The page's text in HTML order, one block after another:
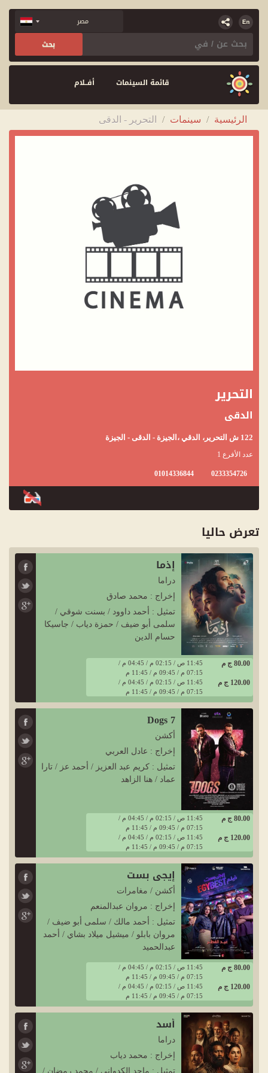
قائمة السينمات أفــلام
الرئيسية / سينمات / التحرير - الدقى
التحرير
الدقى
122 ش التحرير، الدقي ،الجيزة - الدقى - الجيزة
عدد الأفرع 1
0233354726
01014336844
تعرض حاليا
إذما
دراما
إخراج : محمد صادق
تمثيل : أحمد داوود / بسنت شوقي /
سلمى أبو ضيف / حمزة دياب / جاسيكا
حسام الدين
80.00 ج م
11:45 ص / 02:15 م / 04:45 م /
07:15 م / 09:45 م / 11:45 م
120.00 ج م
11:45 ص / 02:15 م / 04:45 م /
07:15 م / 09:45 م / 11:45 م
7 Dogs
أكشن
إخراج : عادل العربي
تمثيل : كريم عبد العزيز / أحمد عز / تارا
عماد / هنا الزاهد
80.00 ج م
11:45 ص / 02:15 م / 04:45 م /
07:15 م / 09:45 م / 11:45 م
120.00 ج م
11:45 ص / 02:15 م / 04:45 م /
07:15 م / 09:45 م / 11:45 م
إيجي بست
أكشن / مغامرات
إخراج : مروان عبدالمنعم
تمثيل : أحمد مالك / سلمى أبو ضيف /
مروان بابلو / ميشيل ميلاد بشاي / أحمد
عبدالحميد
80.00 ج م
11:45 ص / 02:15 م / 04:45 م /
07:15 م / 09:45 م / 11:45 م
120.00 ج م
11:45 ص / 02:15 م / 04:45 م /
07:15 م / 09:45 م / 11:45 م
أسد
دراما
إخراج : محمد دياب
تمثيل : ماجد الكدوانى / محمد رمضان /